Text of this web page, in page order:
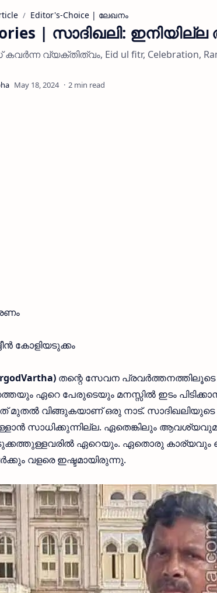
Editor's-Choice | ലേഖനം
| സാദിഖലി:
വ്യക്തിത്വം, Eid ul fitr, Celebration,
2 min read
കോളിയടുക്കം
തന്റെ സേവന
ഏറെ പേരുടെയും മനസ്സിൽ ഇടം
മുതൽ വിങ്ങുകയാണ് ഒരു നാട്. സാദിഖലിയുടെ
സാധിക്കുന്നില്ല. ഏതെങ്കിലും
ഏറെയും. ഏതൊരു കാര്യവും
വളരെ ഇഷ്ടമായിരുന്നു.